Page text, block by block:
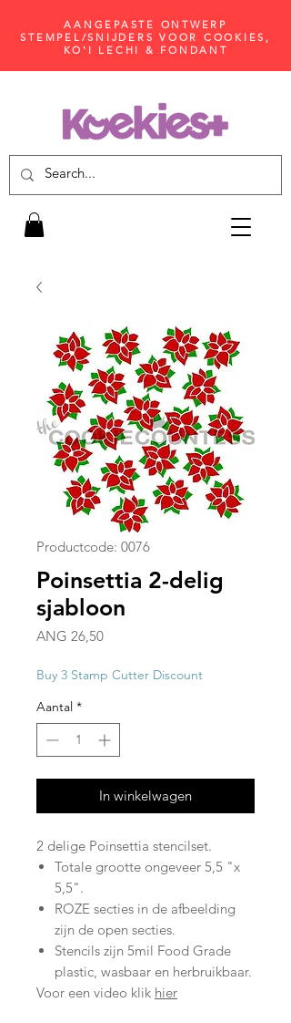
AANGEPASTE ONTWERP
STEMPEL/SNIJDERS VOOR COOKIES,
KO'I LECHI & FONDANT
Productcode: 0076
Poinsettia 2-delig
sjabloon
ANG 26,50Prijs
Buy 3 Stamp Cutter Discount
Aantal *
In winkelwagen
2 delige Poinsettia stencilset.
Totale grootte ongeveer 5,5 "x
5,5".
ROZE secties in de afbeelding
zijn de open secties.
Stencils zijn 5mil Food Grade
plastic, wasbaar en herbruikbaar.
Voor een video klik hier